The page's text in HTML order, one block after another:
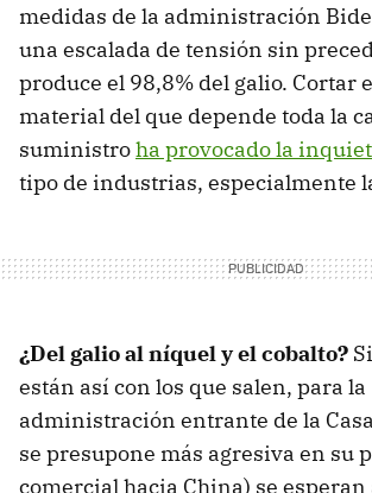
medidas de la administración
una escalada de tensión sin
produce el 98,8% del galio. Cortar
material del que depende toda la
suministroha provocado la
tipo de industrias, especialmente
¿Del galio al níquel y el cobalto?
están así con los que salen, para la
administración entrante de la
se presupone más agresiva en su
comercial hacia China) se esperan